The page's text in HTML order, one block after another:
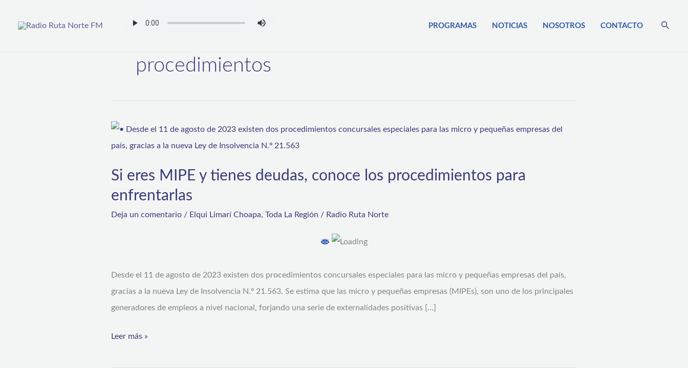
PROGRAMAS NOTICIAS NOSOTROS CONTACTO Buscar
procedimientos
Si eres MIPE y tienes deudas, conoce los procedimientos para
enfrentarlas
Deja un comentario / Elqui Limarí Choapa, Toda La Región / Radio Ruta Norte
Desde el 11 de agosto de 2023 existen dos procedimientos concursales especiales para las micro y pequeñas empresas del país,
gracias a la nueva Ley de Insolvencia N.º 21.563. Se estima que las micro y pequeñas empresas (MIPEs), son uno de los principales
generadores de empleos a nivel nacional, forjando una serie de externalidades positivas […]
Si
eres
y
tienes
deudas,
para
enfrentarlas
Leer más »